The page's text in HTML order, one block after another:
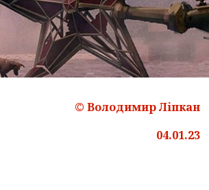
© Володимир Ліпкан
04.01.23